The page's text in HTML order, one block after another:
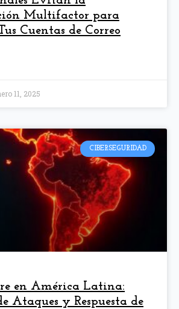
Multifactor para
Cuentas de Correo
11, 2025
CIBERSEGURIDAD
en América Latina:
Ataques y Respuesta de